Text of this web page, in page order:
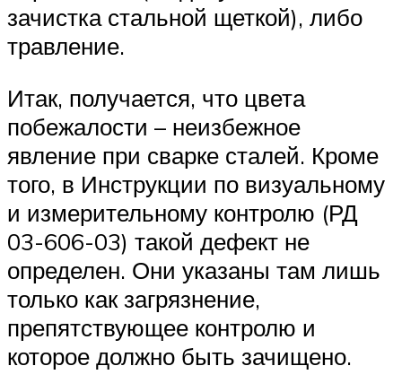
зачистка стальной щеткой), либо
травление.
Итак, получается, что цвета
побежалости – неизбежное
явление при сварке сталей. Кроме
того, в Инструкции по визуальному
и измерительному контролю (РД
03-606-03) такой дефект не
определен. Они указаны там лишь
только как загрязнение,
препятствующее контролю и
которое должно быть зачищено.